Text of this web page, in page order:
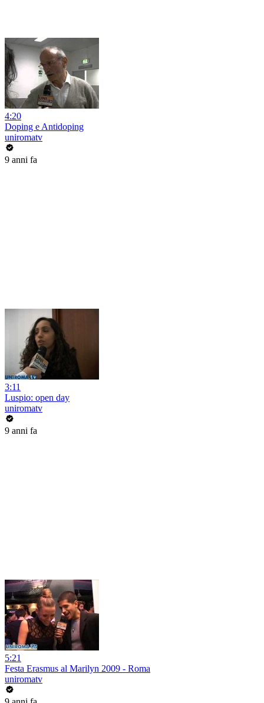
4:20
Doping e Antidoping
uniromatv
9 anni fa
3:11
Luspio: open day
uniromatv
9 anni fa
5:21
Festa Erasmus al Marilyn 2009 - Roma
uniromatv